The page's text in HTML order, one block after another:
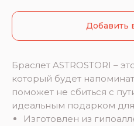
Добавить
Браслет ASTROSTORI –
который будет
поможет не сбиться с
идеальным подарком
Изготовлен из